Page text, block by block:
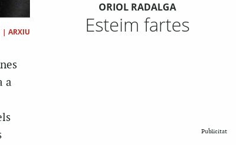
| ARXIU
a
ORIOL RADALGA
Esteim fartes
Publicitat